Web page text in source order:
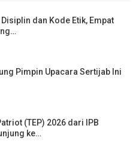
dan Kode Etik, Empat
Pimpin Upacara Sertijab Ini
(TEP) 2026 dari IPB
ke…